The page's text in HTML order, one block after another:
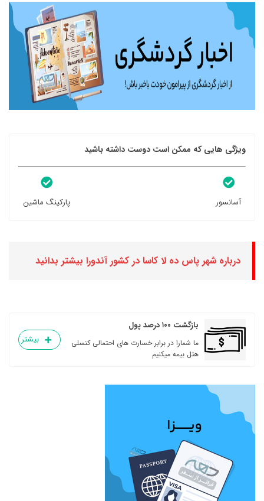
ویژگی هایی که ممکن است دوست داشته باشید
آسانسور پارکینگ ماشین
درباره شهر پاس ده لا کاسا در کشور آندورا بیشتر بدانید
بازگشت ۱۰۰ درصد پول
ما شمارا در برابر خسارت های احتمالی کنسلی
هتل بیمه میکنیم
بیشتر